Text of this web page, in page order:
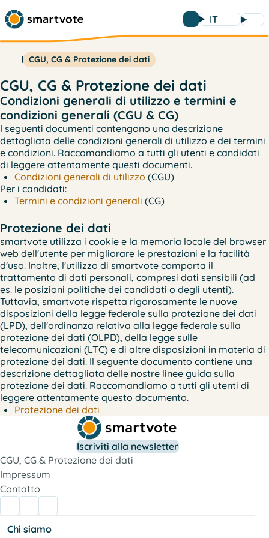
IT
CGU, CG & Protezione dei dati
CGU, CG & Protezione dei dati
Condizioni generali di utilizzo e termini e
condizioni generali (CGU & CG)
I seguenti documenti contengono una descrizione
dettagliata delle condizioni generali di utilizzo e dei termini
e condizioni. Raccomandiamo a tutti gli utenti e candidati
di leggere attentamente questi documenti.
Condizioni generali di utilizzo (CGU)
Per i candidati:
Termini e condizioni generali (CG)
Protezione dei dati
smartvote utilizza i cookie e la memoria locale del browser
web dell'utente per migliorare le prestazioni e la facilità
d'uso. Inoltre, l'utilizzo di smartvote comporta il
trattamento di dati personali, compresi dati sensibili (ad
es. le posizioni politiche dei candidati o degli utenti).
Tuttavia, smartvote rispetta rigorosamente le nuove
disposizioni della legge federale sulla protezione dei dati
(LPD), dell'ordinanza relativa alla legge federale sulla
protezione dei dati (OLPD), della legge sulle
telecomunicazioni (LTC) e di altre disposizioni in materia di
protezione dei dati. Il seguente documento contiene una
descrizione dettagliata delle nostre linee guida sulla
protezione dei dati. Raccomandiamo a tutti gli utenti di
leggere attentamente questo documento.
Protezione dei dati
Iscriviti alla newsletter
CGU, CG & Protezione dei dati
Impressum
Contatto
Chi siamo